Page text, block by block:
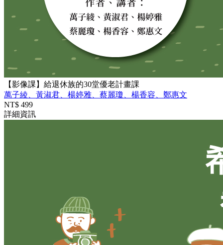
【影像課】給退休族的30堂優老計畫課
萬子綾、黃淑君、楊婷雅、蔡麗瓊、楊香容、鄭惠文
NT$ 499
詳細資訊